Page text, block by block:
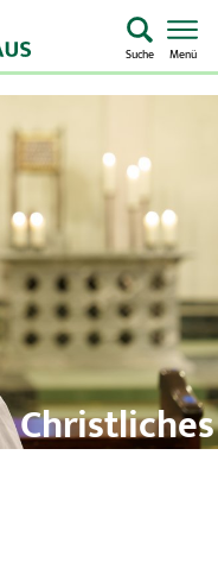
Suche Menü
Christliches